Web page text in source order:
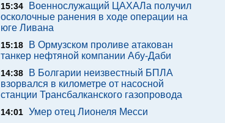
15:34
Военнослужащий ЦАХАЛа получил
осколочные ранения в ходе операции на
юге Ливана
15:18
В Ормузском проливе атакован
танкер нефтяной компании Абу-Даби
14:38
В Болгарии неизвестный БПЛА
взорвался в километре от насосной
станции Трансбалканского газопровода
14:01 Умер отец Лионеля Месси